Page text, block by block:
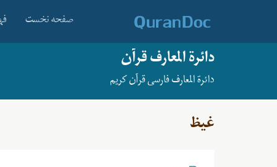
صفحه نخست
دائرة المعارف قرآن
دائرة المعارف فارسی قرآن کریم
غیظ